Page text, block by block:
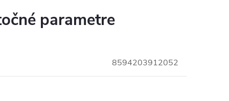
parametre
8594203912052